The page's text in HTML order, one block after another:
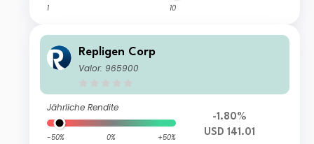
1 10
Repligen Corp
Valor: 965900
Jährliche Rendite
-50% 0% +50%
-1.80%
USD 141.01